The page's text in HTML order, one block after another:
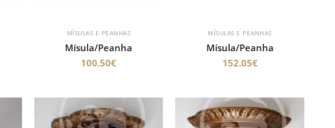
MÍSULAS E PEANHAS
Mísula/Peanha
100.50€
MÍSULAS E PEANHAS
Mísula/Peanha
152.05€